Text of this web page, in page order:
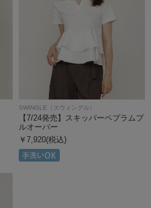
SWINGLE（スウィングル）
【7/24発売】スキッパーペプラムプ
ルオーバー
￥7,920(税込)